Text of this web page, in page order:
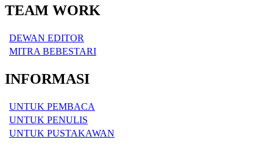
TEAM WORK
DEWAN EDITOR
MITRA BEBESTARI
INFORMASI
UNTUK PEMBACA
UNTUK PENULIS
UNTUK PUSTAKAWAN